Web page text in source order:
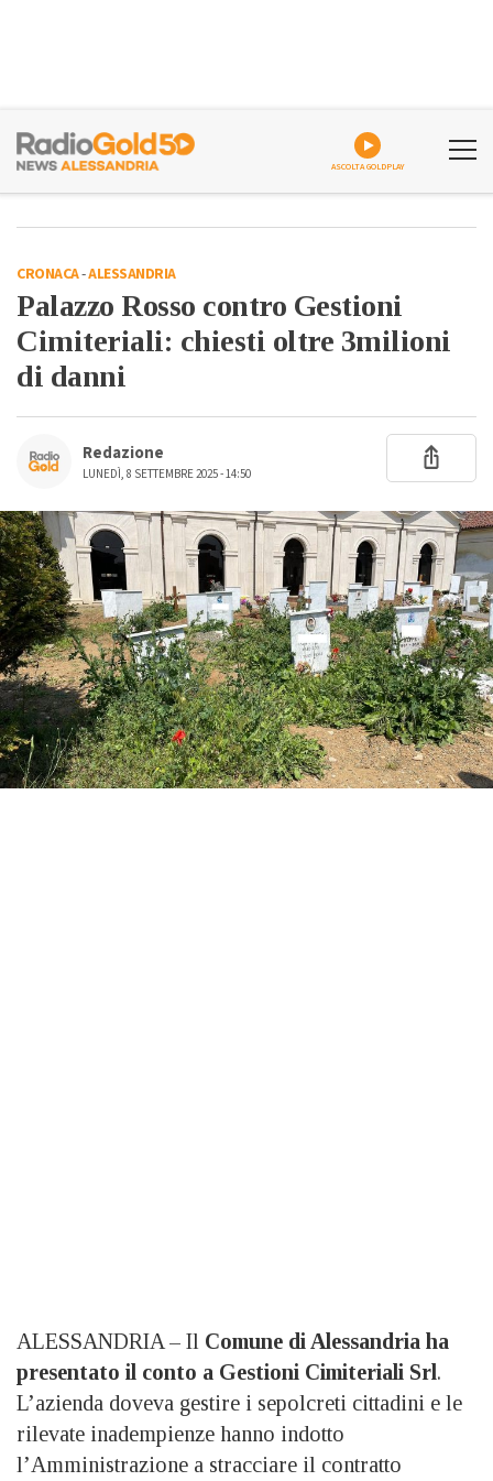
ASCOLTA GOLDPLAY
CRONACA-ALESSANDRIA
Palazzo Rosso contro Gestioni
Cimiteriali: chiesti oltre 3milioni
di danni
Redazione
LUNEDÌ, 8 SETTEMBRE 2025 - 14:50
ALESSANDRIA – Il Comune di Alessandria ha
presentato il conto a Gestioni Cimiteriali Srl.
L’azienda doveva gestire i sepolcreti cittadini e le
rilevate inadempienze hanno indotto
l’Amministrazione a stracciare il contratto